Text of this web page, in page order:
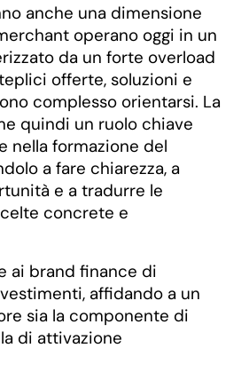
anche una dimensione
operano oggi in un
da un forte overload
offerte, soluzioni e
complesso orientarsi. La
quindi un ruolo chiave
nella formazione del
a fare chiarezza, a
e a tradurre le
concrete e
ai brand finance di
affidando a un
sia la componente di
di attivazione